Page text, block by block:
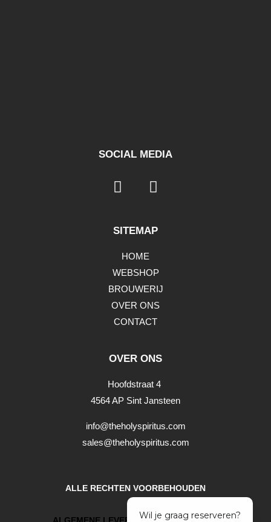
SOCIAL MEDIA
SITEMAP
HOME
WEBSHOP
BROUWERIJ
OVER ONS
CONTACT
OVER ONS
Hoofdstraat 4
4564 AP Sint Jansteen
info@theholyspiritus.com
sales@theholyspiritus.com
ALLE RECHTEN VOORBEHOUDEN